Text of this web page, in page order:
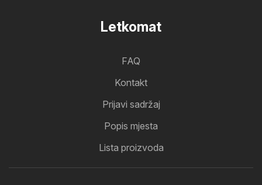
Letkomat
FAQ
Kontakt
Prijavi sadržaj
Popis mjesta
Lista proizvoda